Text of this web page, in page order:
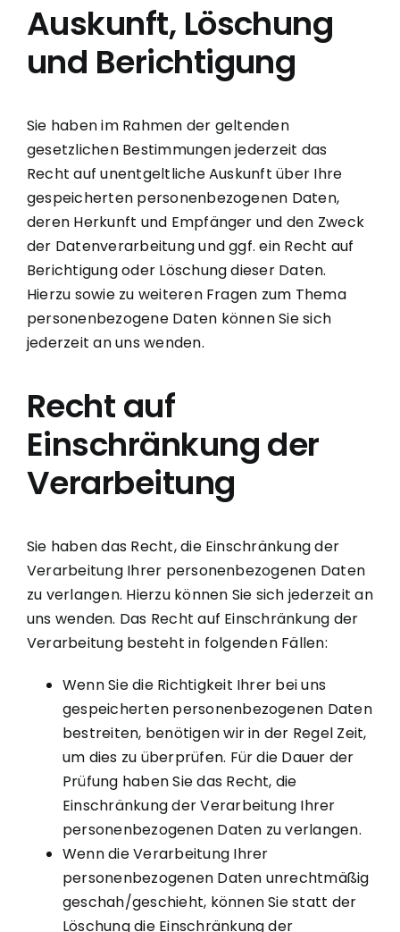
Auskunft, Löschung
und Berichtigung
Sie haben im Rahmen der geltenden
gesetzlichen Bestimmungen jederzeit das
Recht auf unentgeltliche Auskunft über Ihre
gespeicherten personenbezogenen Daten,
deren Herkunft und Empfänger und den Zweck
der Datenverarbeitung und ggf. ein Recht auf
Berichtigung oder Löschung dieser Daten.
Hierzu sowie zu weiteren Fragen zum Thema
personenbezogene Daten können Sie sich
jederzeit an uns wenden.
Recht auf
Einschränkung der
Verarbeitung
Sie haben das Recht, die Einschränkung der
Verarbeitung Ihrer personenbezogenen Daten
zu verlangen. Hierzu können Sie sich jederzeit an
uns wenden. Das Recht auf Einschränkung der
Verarbeitung besteht in folgenden Fällen:
Wenn Sie die Richtigkeit Ihrer bei uns
gespeicherten personenbezogenen Daten
bestreiten, benötigen wir in der Regel Zeit,
um dies zu überprüfen. Für die Dauer der
Prüfung haben Sie das Recht, die
Einschränkung der Verarbeitung Ihrer
personenbezogenen Daten zu verlangen.
Wenn die Verarbeitung Ihrer
personenbezogenen Daten unrechtmäßig
geschah/geschieht, können Sie statt der
Löschung die Einschränkung der